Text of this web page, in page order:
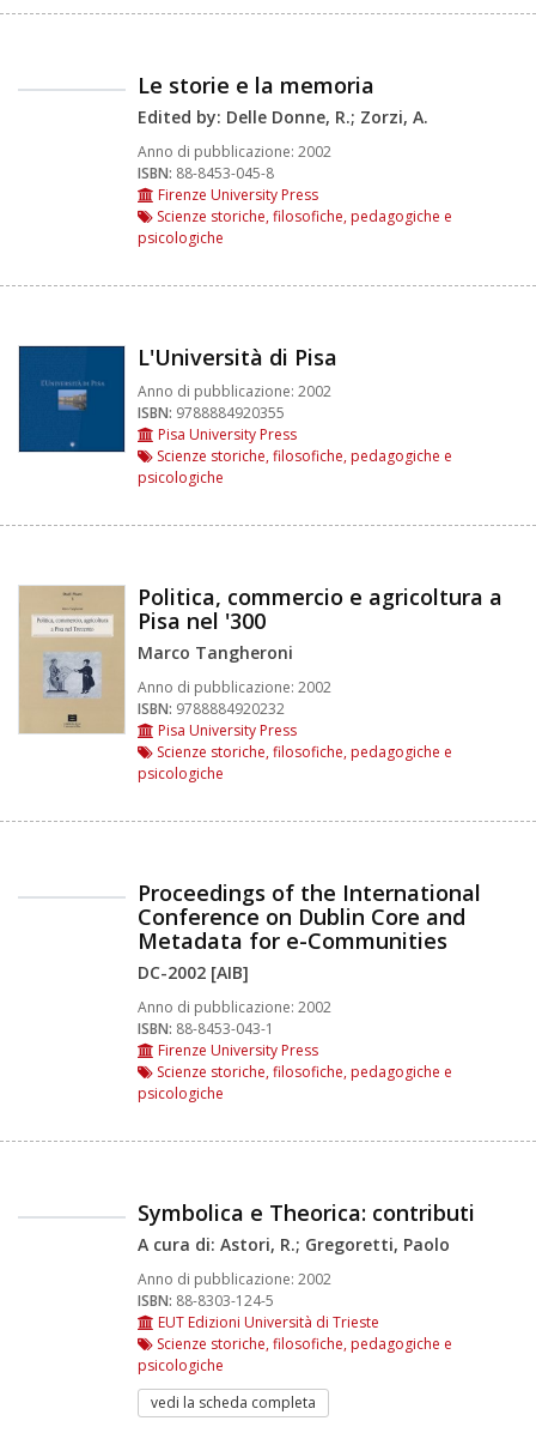
Le storie e la memoria
Edited by: Delle Donne, R.; Zorzi, A.
Anno di pubblicazione: 2002
ISBN: 88-8453-045-8
Firenze University Press
Scienze storiche, filosofiche, pedagogiche e
psicologiche
L'Università di Pisa
Anno di pubblicazione: 2002
ISBN: 9788884920355
Pisa University Press
Scienze storiche, filosofiche, pedagogiche e
psicologiche
Politica, commercio e agricoltura a
Pisa nel '300
Marco Tangheroni
Anno di pubblicazione: 2002
ISBN: 9788884920232
Pisa University Press
Scienze storiche, filosofiche, pedagogiche e
psicologiche
Proceedings of the International
Conference on Dublin Core and
Metadata for e-Communities
DC-2002 [AIB]
Anno di pubblicazione: 2002
ISBN: 88-8453-043-1
Firenze University Press
Scienze storiche, filosofiche, pedagogiche e
psicologiche
Symbolica e Theorica: contributi
A cura di: Astori, R.; Gregoretti, Paolo
Anno di pubblicazione: 2002
ISBN: 88-8303-124-5
EUT Edizioni Università di Trieste
Scienze storiche, filosofiche, pedagogiche e
psicologiche
vedi la scheda completa